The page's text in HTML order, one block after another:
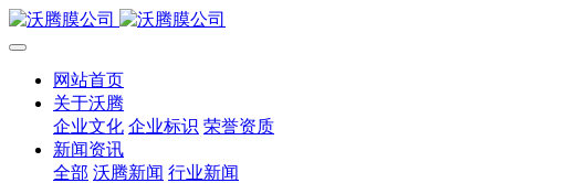
网站首页
关于沃腾
企业文化 企业标识 荣誉资质
新闻资讯
全部 沃腾新闻 行业新闻